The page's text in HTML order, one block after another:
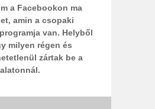
a Facebookon ma
amin a csopaki
van. Helyből
milyen régen és
zártak be a